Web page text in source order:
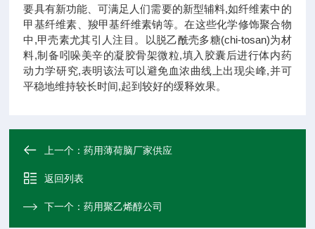
要具有新功能、可满足人们需要的新型辅料,如纤维素中的
甲基纤维素、羧甲基纤维素钠等。在这些化学修饰聚合物
中,甲壳素尤其引人注目。以脱乙酰壳多糖(chi-tosan)为材
料,制备吲哚美辛的凝胶骨架微粒,填入胶囊后进行体内药
动力学研究,表明该法可以避免血浓曲线上出现尖峰,并可
平稳地维持较长时间,起到较好的缓释效果。
上一个：药用薄荷脑厂家供应
返回列表
下一个：药用聚乙烯醇公司